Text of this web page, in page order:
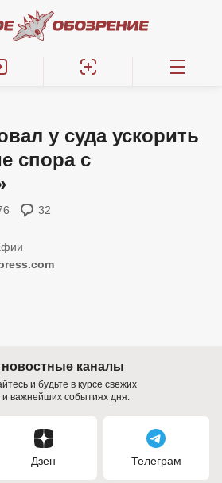
у суда ускорить
спора с
32
каналы
и будьте в курсе свежих
и важнейших событиях дня.
Дзен Телеграм